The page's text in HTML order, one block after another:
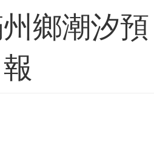
鄉潮汐預
報